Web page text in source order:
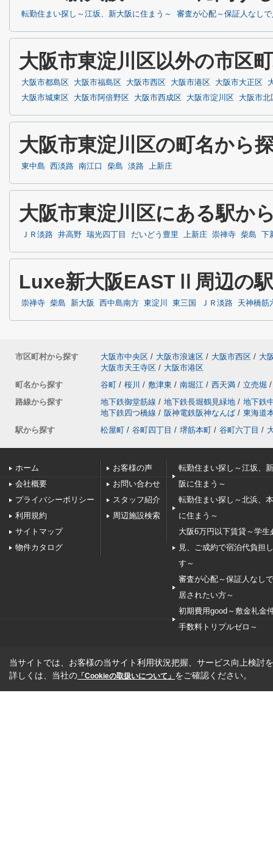
転勤住まい探し～江坂、新大阪に住まう～ 審査が心配～保証人なし
大阪市東淀川区以外の市区
大阪市都島区 大阪市福島区 大阪市西区 大阪市港区 大阪市大正区
大阪市城東区
大阪市阿倍野区 大阪市西成区 大阪市淀川区 大阪市北
大阪市東淀川区の町名から
東中島 西淡路 南江口 柴島 淡路 上新庄
大阪市東淀川区にある駅か
ＪＲ淡路 井高野 瑞光四丁目 だいどう豊里 上新庄 崇禅寺 柴島 下
Luxe新大阪EASTⅡ周辺の
崇禅寺 柴島 新大阪 西中島南方 東淀川 東三国 ＪＲ淡路 天神橋筋
市区町村から探す 大阪市中央区 / 大阪市浪速区 / 大阪市西区 / 大
大阪市天王寺区 / 大阪市港区
町名から探す
谷町 / 桜川 / 敷津東 / 南堀江 / 西天満 / 立売堀 /
路線から探す
地下鉄御堂筋線 / 地下鉄長堀鶴見緑地 / 地下鉄
地下鉄四つ橋線 / 阪神電鉄阪神なんば / 東海道
駅から探す
松屋町 / 谷町四丁目 / 堺筋本町 / 谷町六丁目 /
ホーム
会社概要
プライバシーポリシー
利用規約
サイトマップ
物件カタログ
お客様の声
お問い合わせ
スタッフ紹介
周辺施設検索
転勤住まい探し～江坂、
阪に住まう～
転勤住まい探し～北浜、
に住まう～
大阪6万円以下賃貸～学生
見、ご成約で宿泊代負担
す～
審査が心配～保証人なし
居されたい方～
初期費用good～敷金礼金
手数料トリプルゼロ～
当サイトでは、お客様の当サイト利用状況把握、サービス向上検討
詳しくは、当社の 「Cookieの取扱いについて」 をご確認ください。